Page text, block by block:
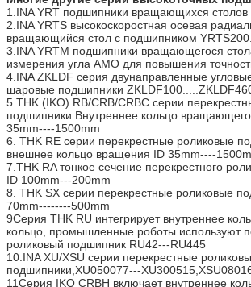
1.INA YRT подшипники вращающихся столов
2.INA YRTS высокоскоростная осевая
вращающийся стол с подшипником
3.INA YRTM подшипники вращающегося
измерения угла AMO для повышения
4.INA ZKLDF серия двунаправленные
шаровые подшипники
5.THK (IKO) RB/CRB/CRBC серии
подшипники Внутреннее кольцо
35mm----1500mm
6. THK RE серии перекрестные роликовые
внешнее кольцо вращения ID 35mm----
7.THK RA тонкое сечение перекрестного
ID 100mm---200mm
8. THK SX серии перекрестные роликовые
70mm--------500mm
9Серия THK RU интегрирует внутреннее
кольцо, промышленные роботы используют
роликовый подшипник RU42---RU445
10.INA XU/XSU серии перекрестные
подшипники,XU050077---
11Серия IKO CRBH включает внутреннее